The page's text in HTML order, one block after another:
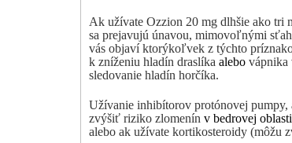
Ak užívate Ozzion 20 mg dlhšie ako tri
sa prejavujú únavou, mimovoľnými
vás objaví ktorýkoľvek z týchto
k zníženiu hladín draslíka alebo vápnika
sledovanie hladín horčíka.
Užívanie inhibítorov protónovej
zvýšiť riziko zlomenín v bedrovej oblasti
alebo ak užívate kortikosteroidy (môžu